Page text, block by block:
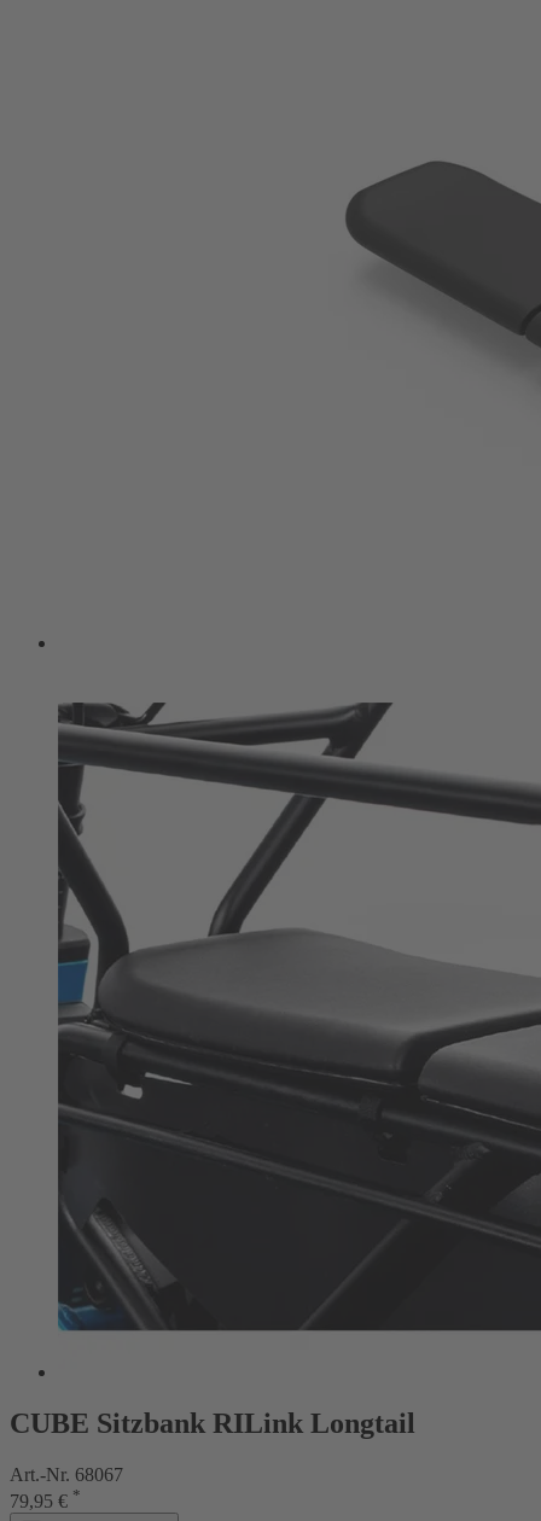
CUBE Sitzbank RILink Longtail
Art.-Nr. 68067
79,95 € *